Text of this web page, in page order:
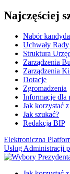
Najczęściej
Nabór
Uchwały
Struktura
Zarządzenia
Zarządzenia
Dotacje
Zgromadzenia
Informacje dla
Jak korzystać
Jak szukać?
Redakcja BIP
Elektroniczna
Usług Administracji